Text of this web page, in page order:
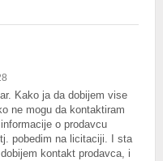
Kako ja da dobijem vise
ne mogu da kontaktiram
o prodavcu
pobedim na licitaciji. I sta
kontakt prodavca, i